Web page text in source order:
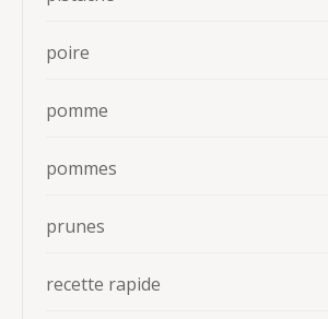
poire
pomme
pommes
prunes
recette rapide